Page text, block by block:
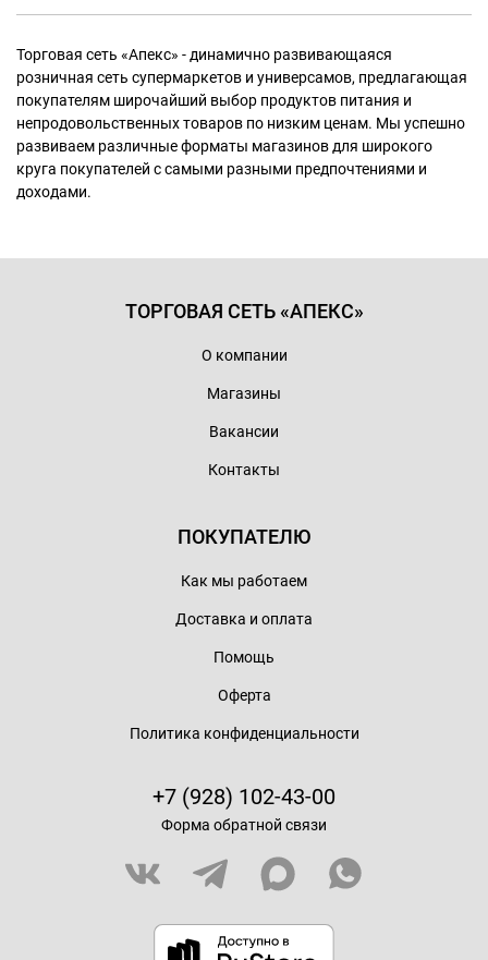
Торговая сеть «Апекс» - динамично развивающаяся
розничная сеть супермаркетов и универсамов, предлагающая
покупателям широчайший выбор продуктов питания и
непродовольственных товаров по низким ценам. Мы успешно
развиваем различные форматы магазинов для широкого
круга покупателей с самыми разными предпочтениями и
доходами.
ТОРГОВАЯ СЕТЬ «АПЕКС»
О компании
Магазины
Вакансии
Контакты
ПОКУПАТЕЛЮ
Как мы работаем
Доставка и оплата
Помощь
Оферта
Политика конфиденциальности
+7 (928) 102-43-00
Форма обратной связи